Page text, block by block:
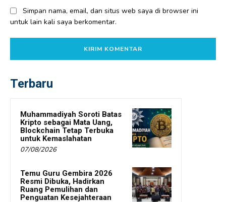
Simpan nama, email, dan situs web saya di browser ini
untuk lain kali saya berkomentar.
Terbaru
Muhammadiyah Soroti Batas
Kripto sebagai Mata Uang,
Blockchain Tetap Terbuka
untuk Kemaslahatan
07/08/2026
Temu Guru Gembira 2026
Resmi Dibuka, Hadirkan
Ruang Pemulihan dan
Penguatan Kesejahteraan